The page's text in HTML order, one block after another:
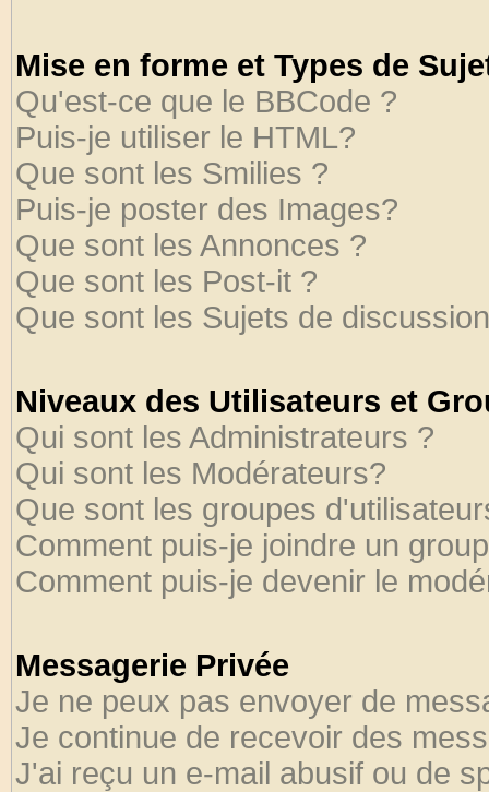
Mise en forme et Types de
Qu'est-ce que le BBCode ?
Puis-je utiliser le HTML?
Que sont les Smilies ?
Puis-je poster des Images?
Que sont les Annonces ?
Que sont les Post-it ?
Que sont les Sujets de
Niveaux des Utilisateurs et
Qui sont les Administrateurs ?
Qui sont les Modérateurs?
Que sont les groupes
Comment puis-je joindre un
Comment puis-je devenir le
Messagerie Privée
Je ne peux pas envoyer de
Je continue de recevoir des
J'ai reçu un e-mail abusif ou de